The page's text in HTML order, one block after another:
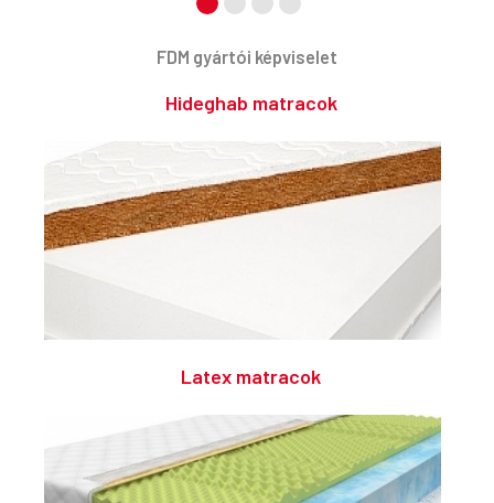
FDM gyártói képviselet
Hideghab matracok
Latex matracok